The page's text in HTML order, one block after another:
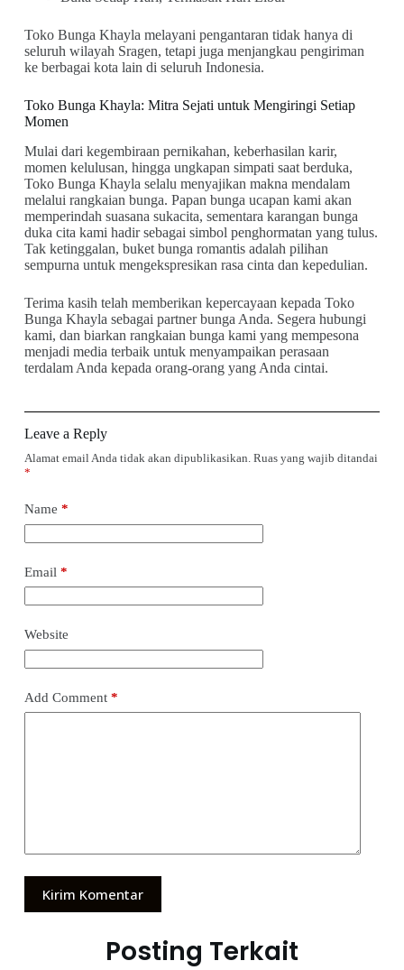
Toko Bunga Khayla melayani pengantaran tidak hanya di
seluruh wilayah Sragen, tetapi juga menjangkau pengiriman
ke berbagai kota lain di seluruh Indonesia.
Toko Bunga Khayla: Mitra Sejati untuk Mengiringi Setiap
Momen
Mulai dari kegembiraan pernikahan, keberhasilan karir,
momen kelulusan, hingga ungkapan simpati saat berduka,
Toko Bunga Khayla selalu menyajikan makna mendalam
melalui rangkaian bunga. Papan bunga ucapan kami akan
memperindah suasana sukacita, sementara karangan bunga
duka cita kami hadir sebagai simbol penghormatan yang tulus.
Tak ketinggalan, buket bunga romantis adalah pilihan
sempurna untuk mengekspresikan rasa cinta dan kepedulian.
Terima kasih telah memberikan kepercayaan kepada Toko
Bunga Khayla sebagai partner bunga Anda. Segera hubungi
kami, dan biarkan rangkaian bunga kami yang mempesona
menjadi media terbaik untuk menyampaikan perasaan
terdalam Anda kepada orang-orang yang Anda cintai.
Leave a Reply
Alamat email Anda tidak akan dipublikasikan. Ruas yang wajib ditandai
*
Name *
Email *
Website
Add Comment*
Kirim Komentar
Posting Terkait